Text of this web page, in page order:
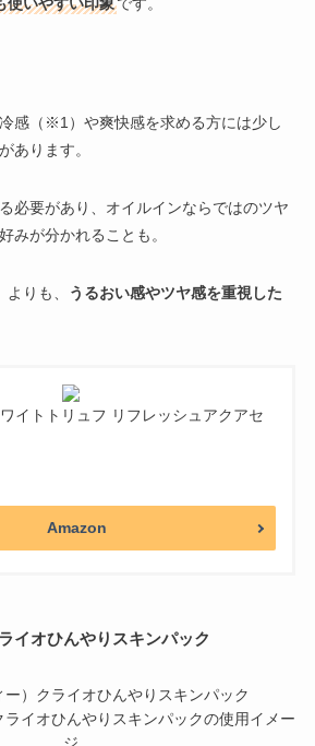
感（※1）や爽快感を求める方には少し
あります。
必要があり、オイルインならではのツヤ
みが分かれることも。
りも、
うるおい感やツヤ感を重視した
イトトリュフ リフレッシュアクアセ
Amazon
イオひんやりスキンパック